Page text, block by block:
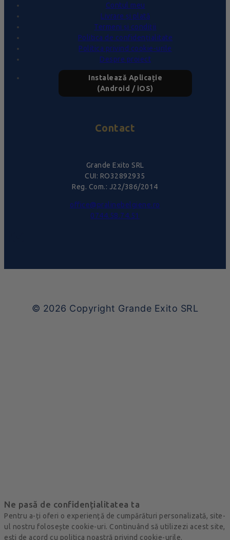
Contul meu
Livrare și plată
Termeni și condiții
Politica de confidențialitate
Politica privind cookie-urile
Despre proiect
Instalează Aplicație
(Android / iOS)
Contact
Grande Exito SRL
CUI: RO32892935
Reg. Com.: J22/386/2014
office@pralinebelgiene.ro
0744.58.74.51
© 2026 Copyright Grande Exito SRL
Ne pasă de confidențialitatea ta
Pentru a-ți oferi o experiență de cumpărături personalizată, site-
ul nostru folosește cookie-uri. Continuând să utilizezi acest site,
ești de acord cu politica noastră privind cookie-urile.